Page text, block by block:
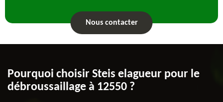
Nous contacter
Pourquoi choisir Steis elagueur pour le
débroussaillage à 12550 ?